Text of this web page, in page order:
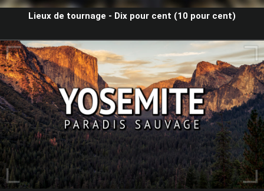
Lieux de tournage - Dix pour cent (10 pour cent)